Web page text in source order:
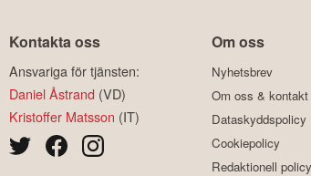
Kontakta oss
Ansvariga för tjänsten:
Daniel Åstrand (VD)
Kristoffer Matsson (IT)
Om oss
Nyhetsbrev
Om oss & kontakt
Dataskyddspolicy
Cookiepolicy
Redaktionell policy